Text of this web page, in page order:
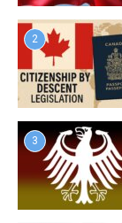
2
3